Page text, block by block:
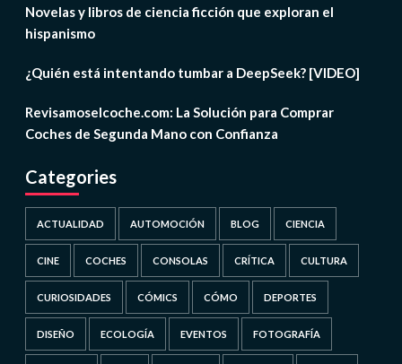
Novelas y libros de ciencia ficción que exploran el
hispanismo
¿Quién está intentando tumbar a DeepSeek? [VIDEO]
Revisamoselcoche.com: La Solución para Comprar
Coches de Segunda Mano con Confianza
Categories
ACTUALIDAD AUTOMOCIÓN BLOG CIENCIA
CINE COCHES CONSOLAS CRÍTICA CULTURA
CURIOSIDADES CÓMICS CÓMO DEPORTES
DISEÑO ECOLOGÍA EVENTOS FOTOGRAFÍA